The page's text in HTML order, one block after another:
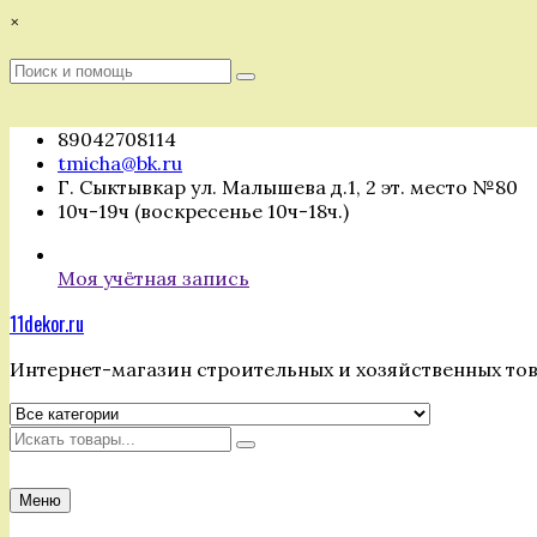
Перейти
содержимому
×
Поиск
Поиск
89042708114
tmicha@bk.ru
Г. Сыктывкар ул. Малышева д.1, 2 эт. место №80
10ч-19ч (воскресенье 10ч-18ч.)
Моя учётная запись
11dekor.ru
Интернет-магазин строительных и хозяйственных
Искать
Меню